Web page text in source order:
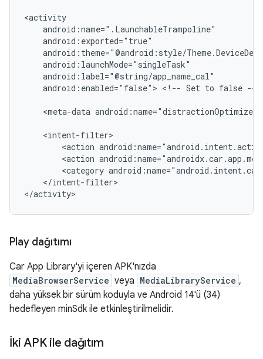
android:enabled="false"> <!-- Set to false -->
<meta-data android:name="distractionOptimized"
<action
<action
<category
</intent-filter>
Play dağıtımı
Car App Library'yi içeren APK'nızda
MediaBrowserService veya MediaLibraryService ,
daha yüksek bir sürüm koduyla ve Android 14'ü (34)
hedefleyen minSdk ile etkinleştirilmelidir.
İki APK ile dağıtım